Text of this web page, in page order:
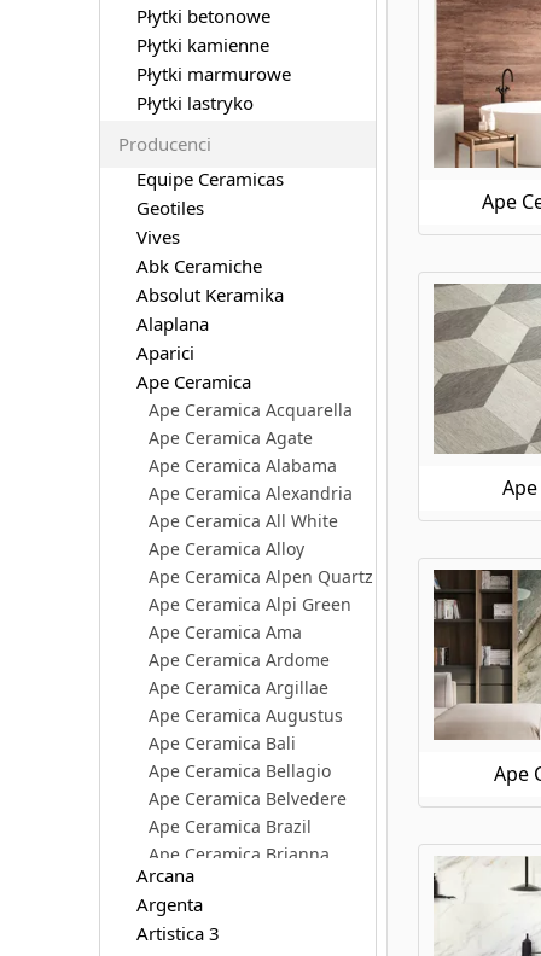
Ape
Ape
Płytki betonowe
Płytki kamienne
Płytki marmurowe
Płytki lastryko
Producenci
Equipe Ceramicas
Geotiles
Vives
Abk Ceramiche
Absolut Keramika
Alaplana
Aparici
Ape Ceramica
Ape Ceramica Acquarella
Ape Ceramica Agate
Ape Ceramica Alabama
Ape Ceramica Alexandria
Ape Ceramica All White
Ape Ceramica Alloy
Ape Ceramica Alpen Quartz
Ape Ceramica Alpi Green
Ape Ceramica Ama
Ape Ceramica Ardome
Ape Ceramica Argillae
Ape Ceramica Augustus
Ape Ceramica Bali
Ape Ceramica Bellagio
Ape Ceramica Belvedere
Ape Ceramica Brazil
Ape Ceramica Brianna
Ape Ceramica Caprice
Arcana
Argenta
Artistica 3